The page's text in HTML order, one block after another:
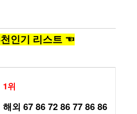
인기 리스트 ☜
1위
해외 67 86 72 86 77 86 86